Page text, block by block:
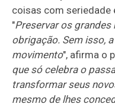
coisas com seriedade
"Preservar os grandes
obrigação. Sem isso,
movimento", afirma o
que só celebra o
transformar seus
mesmo de lhes